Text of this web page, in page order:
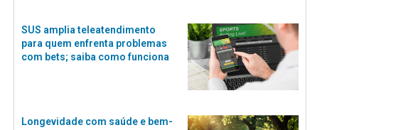
SUS amplia teleatendimento
para quem enfrenta problemas
com bets; saiba como funciona
Longevidade com saúde e bem-